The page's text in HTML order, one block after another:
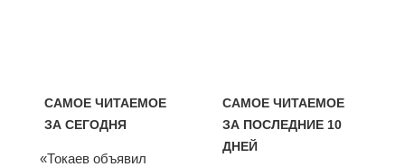
САМОЕ ЧИТАЕМОЕ
ЗА СЕГОДНЯ
«Токаев объявил
САМОЕ ЧИТАЕМОЕ
ЗА ПОСЛЕДНИЕ 10
ДНЕЙ